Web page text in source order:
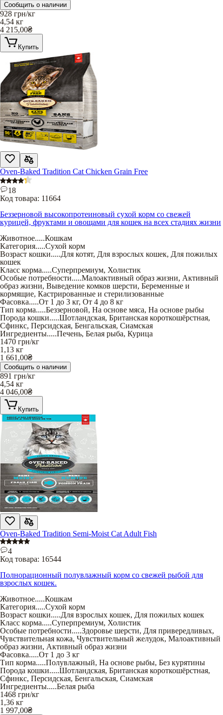
Сообщить о наличии
928 грн/кг
4,54 кг
4 215,00₴
Купить
Oven-Baked Tradition Cat Chicken Grain Free
18
Код товара: 11664
Беззерновой высокопротеиновый сухой корм со свежей
курицей, фруктами и овощами для кошек на всех стадиях жизни
Животное.....Кошкам
Категория.....Сухой корм
Возраст кошки.....Для котят, Для взрослых кошек, Для пожилых
кошек
Класс корма.....Суперпремиум, Холистик
Особые потребности.....Малоактивный образ жизни, Активный
образ жизни, Выведение комков шерсти, Беременные и
кормящие, Кастрированные и стерилизованные
Фасовка.....От 1 до 3 кг, От 4 до 8 кг
Тип корма.....Беззерновой, На основе мяса, На основе рыбы
Порода кошки.....Шотландская, Британская короткошёрстная,
Сфинкс, Персидская, Бенгальская, Сиамская
Ингредиенты.....Печень, Белая рыба, Курица
1470 грн/кг
1,13 кг
1 661,00₴
Сообщить о наличии
891 грн/кг
4,54 кг
4 046,00₴
Купить
Oven-Baked Tradition Semi-Moist Cat Adult Fish
4
Код товара: 16544
Полнорационный полувлажный корм со свежей рыбой для
взрослых кошек.
Животное.....Кошкам
Категория.....Сухой корм
Возраст кошки.....Для взрослых кошек, Для пожилых кошек
Класс корма.....Суперпремиум, Холистик
Особые потребности.....Здоровье шерсти, Для привередливых,
Чувствительная кожа, Чувствительный желудок, Малоактивный
образ жизни, Активный образ жизни
Фасовка.....От 1 до 3 кг
Тип корма.....Полувлажный, На основе рыбы, Без курятины
Порода кошки.....Шотландская, Британская короткошёрстная,
Сфинкс, Персидская, Бенгальская, Сиамская
Ингредиенты.....Белая рыба
1468 грн/кг
1,36 кг
1 997,00₴